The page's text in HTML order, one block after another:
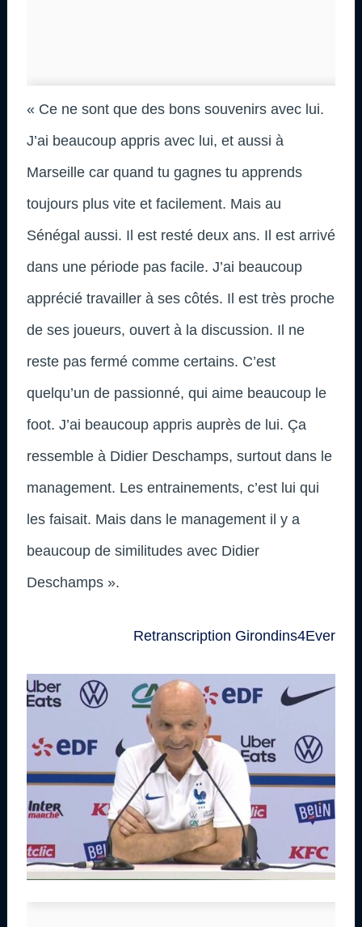
« Ce ne sont que des bons souvenirs avec lui.
J’ai beaucoup appris avec lui, et aussi à
Marseille car quand tu gagnes tu apprends
toujours plus vite et facilement. Mais au
Sénégal aussi. Il est resté deux ans. Il est arrivé
dans une période pas facile. J’ai beaucoup
apprécié travailler à ses côtés. Il est très proche
de ses joueurs, ouvert à la discussion. Il ne
reste pas fermé comme certains. C’est
quelqu’un de passionné, qui aime beaucoup le
foot. J’ai beaucoup appris auprès de lui. Ça
ressemble à Didier Deschamps, surtout dans le
management. Les entrainements, c’est lui qui
les faisait. Mais dans le management il y a
beaucoup de similitudes avec Didier
Deschamps ».
Retranscription Girondins4Ever